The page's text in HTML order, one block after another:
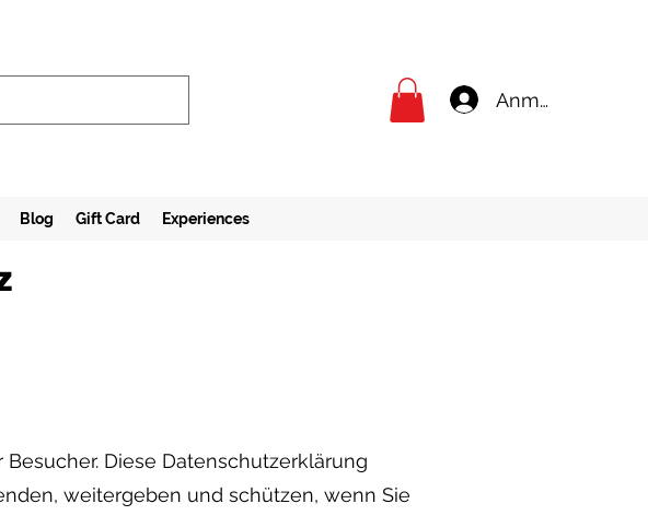
Anmelden
Blog Gift Card Experiences
Diese Datenschutzerklärung
weitergeben und schützen, wenn Sie